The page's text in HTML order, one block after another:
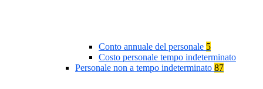
Conto annuale del personale 5
Costo personale tempo indeterminato
Personale non a tempo indeterminato 87